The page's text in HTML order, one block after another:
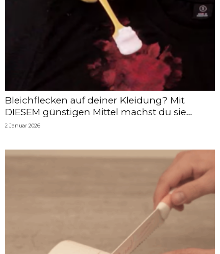
Bleichflecken auf deiner Kleidung? Mit
DIESEM günstigen Mittel machst du sie...
2 Januar 2026